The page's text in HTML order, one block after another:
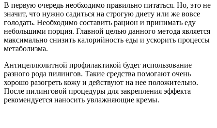
В первую очередь необходимо правильно питаться. Но, это не
значит, что нужно садиться на строгую диету или же вовсе
голодать. Необходимо составить рацион и принимать еду
небольшими порция. Главной целью данного метода является
максимально снизить калорийность еды и ускорить процессы
метаболизма.
Антицеллюлитной профилактикой будет использование
разного рода пилингов. Такие средства помогают очень
хорошо разогреть кожу и действуют на нее положительно.
После пилинговой процедуры для закрепления эффекта
рекомендуется наносить увлажняющие кремы.